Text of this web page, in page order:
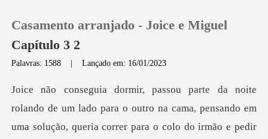
0
Loja
Casamento arranjado - Joice e Miguel
Capítulo 3 2
Palavras: 1588 |Lançado em: 16/01/2023